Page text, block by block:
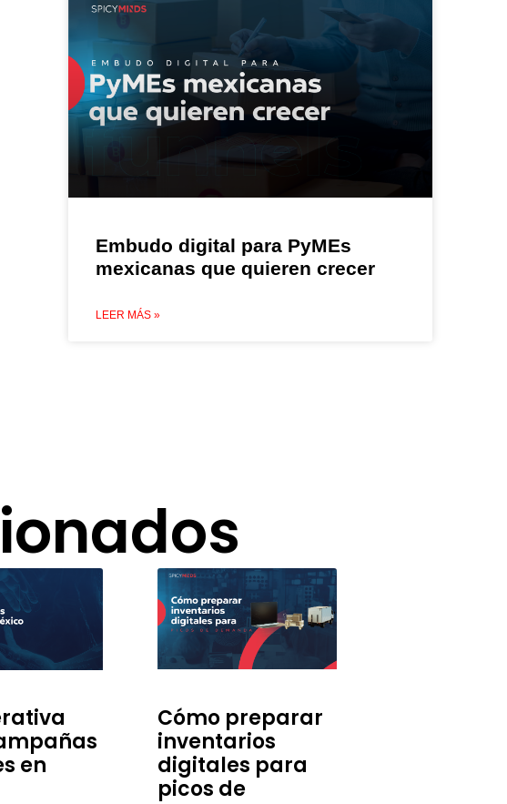
Embudo digital para PyMEs
mexicanas que quieren crecer
LEER MÁS »
en
Cómo preparar
inventarios
digitales para
picos de